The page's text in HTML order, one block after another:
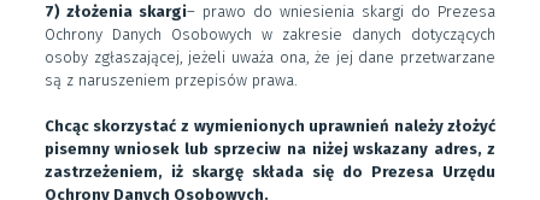
7) złożenia skargi– prawo do wniesienia skargi do Prezesa
Ochrony Danych Osobowych w zakresie danych dotyczących
osoby zgłaszającej, jeżeli uważa ona, że jej dane przetwarzane
są z naruszeniem przepisów prawa.
Chcąc skorzystać z wymienionych uprawnień należy złożyć
pisemny wniosek lub sprzeciw na niżej wskazany adres, z
zastrzeżeniem, iż skargę składa się do Prezesa Urzędu
Ochrony Danych Osobowych.